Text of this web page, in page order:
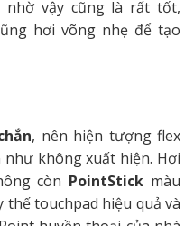
nhờ vậy cũng là rất tốt,
hơi võng nhẹ để tạo
, nên hiện tượng flex
không xuất hiện. Hơi
còn PointStick màu
thế touchpad hiệu quả và